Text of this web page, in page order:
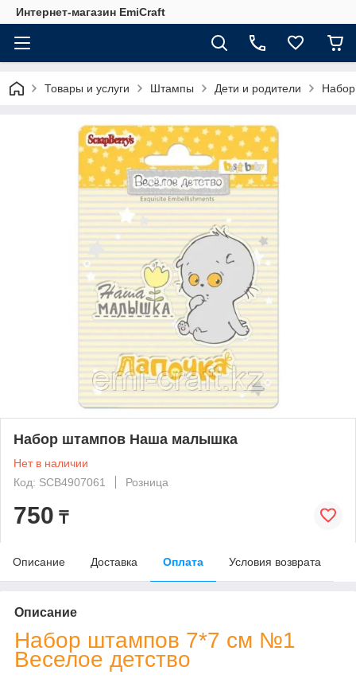
Интернет-магазин EmiCraft
Товары и услуги Штампы Дети и родители
Набор штампов Наша малышка
Нет в наличии
Код: SCB4907061
Розница
750 ₸
Описание Доставка Оплата Условия возврата
Описание
Набор штампов 7*7 см №1
Веселое детство